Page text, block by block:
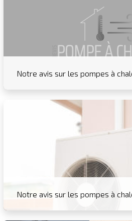
Notre avis sur les pompes à
Notre avis sur les pompes à